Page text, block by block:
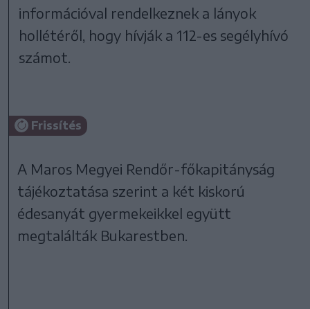
információval rendelkeznek a lányok
hollétéről, hogy hívják a 112-es segélyhívó
számot.
Frissítés
A Maros Megyei Rendőr-főkapitányság
tájékoztatása szerint a két kiskorú
édesanyát gyermekeikkel együtt
megtalálták Bukarestben.